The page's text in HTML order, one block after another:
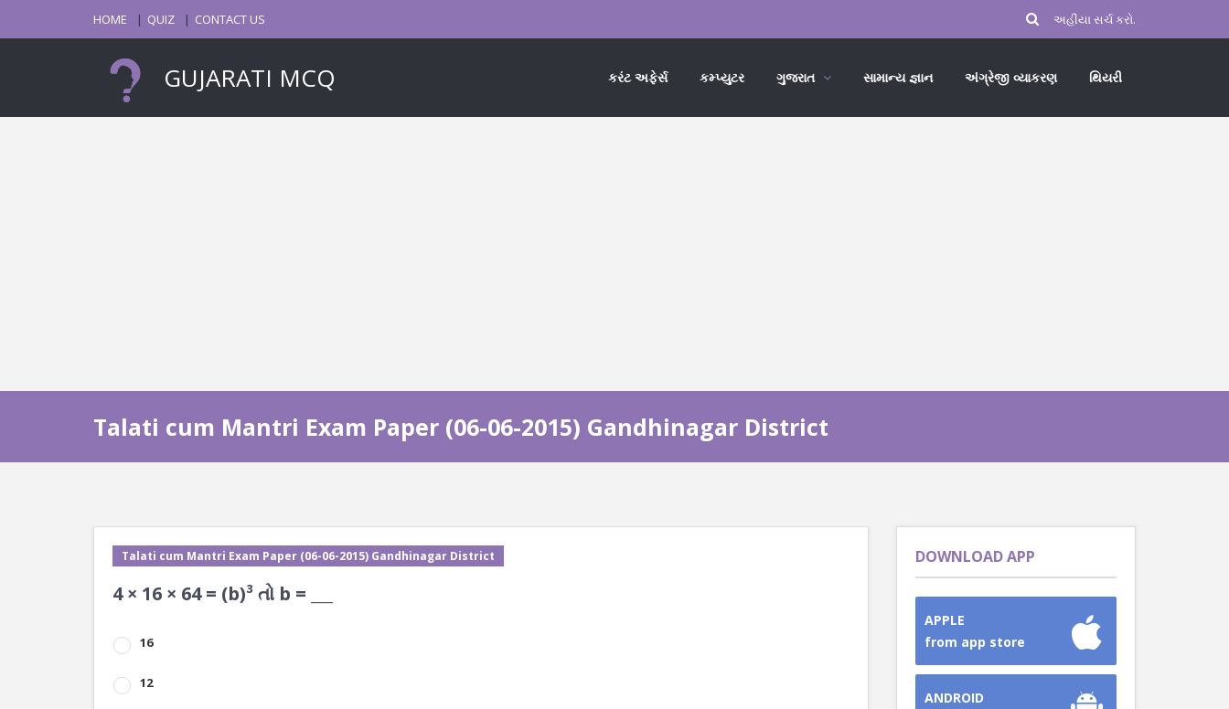
HOME QUIZ CONTACT US
GUJARATI MCQ કરંટ અફેર્સ કમ્પ્યુટર ગુજરાત સામાન્ય જ્ઞાન અંગ્રેજી વ્યાકરણ થિયરી
Talati cum Mantri Exam Paper (06-06-2015) Gandhinagar District
Talati cum Mantri Exam Paper (06-06-2015) Gandhinagar District
4 × 16 × 64 = (b)³ તો b = ___
16
12
DOWNLOAD APP
APPLE
from app store
ANDROID